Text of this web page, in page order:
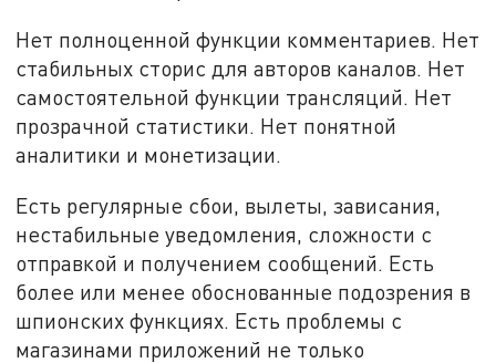
Нет полноценной функции комментариев. Нет
стабильных сторис для авторов каналов. Нет
самостоятельной функции трансляций. Нет
прозрачной статистики. Нет понятной
аналитики и монетизации.
Есть регулярные сбои, вылеты, зависания,
нестабильные уведомления, сложности с
отправкой и получением сообщений. Есть
более или менее обоснованные подозрения в
шпионских функциях. Есть проблемы с
магазинами приложений не только